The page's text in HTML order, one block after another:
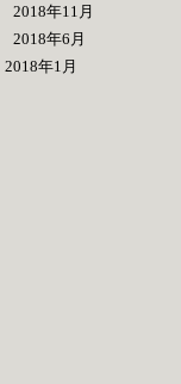
2018年11月
2018年6月
2018年1月